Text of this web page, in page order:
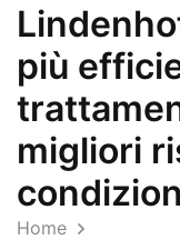
più
migliori
Home